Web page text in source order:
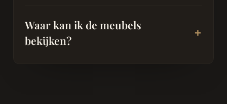
Waar kan ik de meubels
bekijken?